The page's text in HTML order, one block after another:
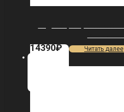
14390₽ Читать далее